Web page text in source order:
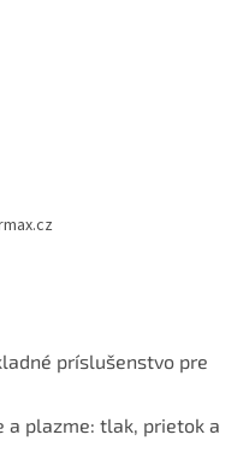
príslušenstvo pre
a plazme: tlak, prietok a